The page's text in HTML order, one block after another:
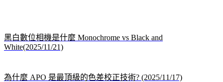
黑白數位相機是什麼 Monochrome vs Black and
White(2025/11/21)
為什麼 APO 是最頂級的色差校正技術? (2025/11/17)